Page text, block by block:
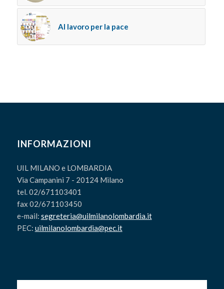
Al lavoro per la pace
INFORMAZIONI
UIL MILANO e LOMBARDIA
Via Campanini 7 - 20124 Milano
tel. 02/671103401
fax 02/671103450
e-mail: segreteria@uilmilanolombardia.it
PEC: uilmilanolombardia@pec.it